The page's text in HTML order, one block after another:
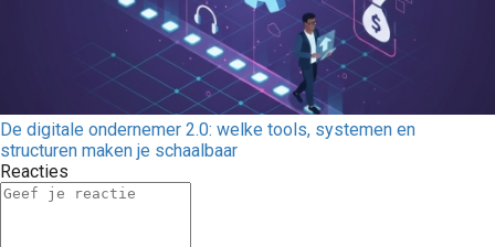
De digitale ondernemer 2.0: welke tools, systemen en
structuren maken je schaalbaar
Reacties